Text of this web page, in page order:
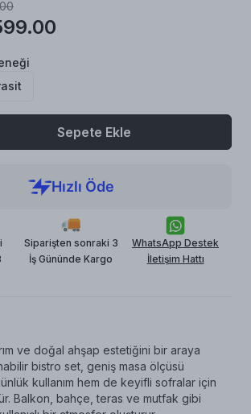
Sepete Ekle
Siparişten sonraki 3
İş Gününde Kargo
WhatsApp Destek
İletişim Hattı
ve doğal ahşap estetiğini bir araya
bistro set, geniş masa ölçüsü
kullanım hem de keyifli sofralar için
Balkon, bahçe, teras ve mutfak gibi